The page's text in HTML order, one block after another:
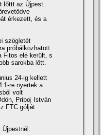
lőttt az Újpest.
érkezett, és a
szögletét
próbálkozhatott.
Fitos elé került, s
sarokba lőtt.
24-ig kellett
re nyertek a
volt
Priboj István
FTC gólját